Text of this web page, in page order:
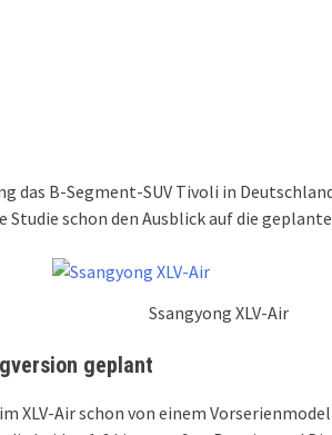
das B-Segment-SUV Tivoli in
Studie schon den Ausblick auf die
Ssangyong XLV-Air
geplant
XLV-Air schon von einem